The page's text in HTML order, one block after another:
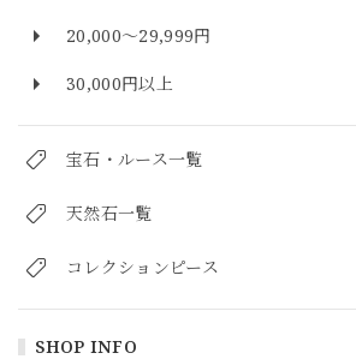
20,000～29,999円
30,000円以上
宝石・ルース一覧
天然石一覧
コレクションピース
SHOP INFO